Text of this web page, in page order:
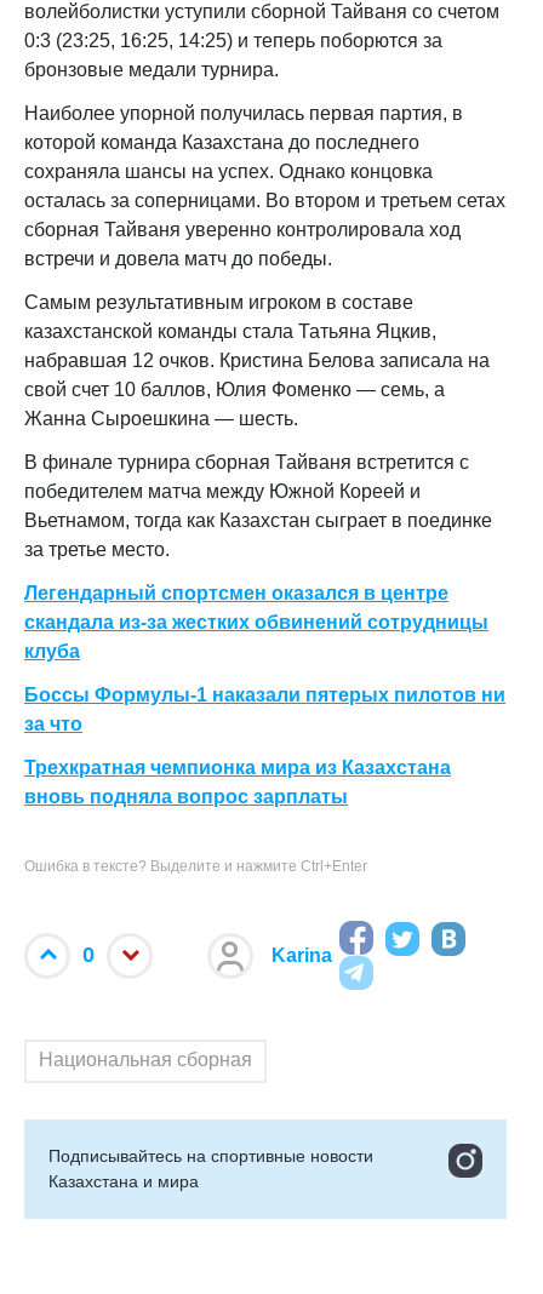
волейболистки уступили сборной Тайваня со счетом
0:3 (23:25, 16:25, 14:25) и теперь поборются за
бронзовые медали турнира.
Наиболее упорной получилась первая партия, в
которой команда Казахстана до последнего
сохраняла шансы на успех. Однако концовка
осталась за соперницами. Во втором и третьем сетах
сборная Тайваня уверенно контролировала ход
встречи и довела матч до победы.
Самым результативным игроком в составе
казахстанской команды стала Татьяна Яцкив,
набравшая 12 очков. Кристина Белова записала на
свой счет 10 баллов, Юлия Фоменко — семь, а
Жанна Сыроешкина — шесть.
В финале турнира сборная Тайваня встретится с
победителем матча между Южной Кореей и
Вьетнамом, тогда как Казахстан сыграет в поединке
за третье место.
Легендарный спортсмен оказался в центре
скандала из-за жестких обвинений сотрудницы
клуба
Боссы Формулы-1 наказали пятерых пилотов ни
за что
Трехкратная чемпионка мира из Казахстана
вновь подняла вопрос зарплаты
Ошибка в тексте? Выделите и нажмите Ctrl+Enter
0 Karina
Национальная сборная
Подписывайтесь на cпортивные новости
Казахстана и мира